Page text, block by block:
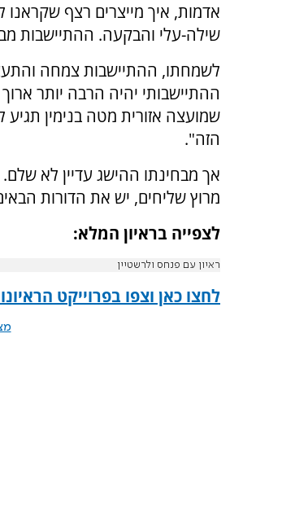
אדמות, איך מייצרים רצף שקראנו
שילה-עלי והבקעה. ההתיישבות
לשמחתו, ההתיישבות צמחה
הזה".
אך מבחינתו ההישג עדיין לא שלם.
מרוץ שליחים, יש את הדורות
לצפייה בראיון המלא:
ראיון עם פנחס ולרשטיין
לחצו כאן וצפו בפרוייקט